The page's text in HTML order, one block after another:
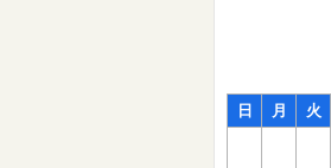
日 月 火